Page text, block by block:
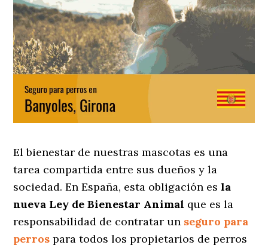
El bienestar de nuestras mascotas es una
tarea compartida entre sus dueños y la
sociedad. En España, esta obligación esla
nueva Ley de Bienestar Animal que es la
responsabilidad de contratar un seguro para
perros para todos los propietarios de perros